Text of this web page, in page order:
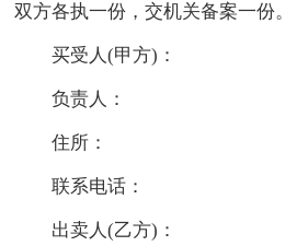
双方各执一份，交机关备案一份。
买受人(甲方)：
负责人：
住所：
联系电话：
出卖人(乙方)：